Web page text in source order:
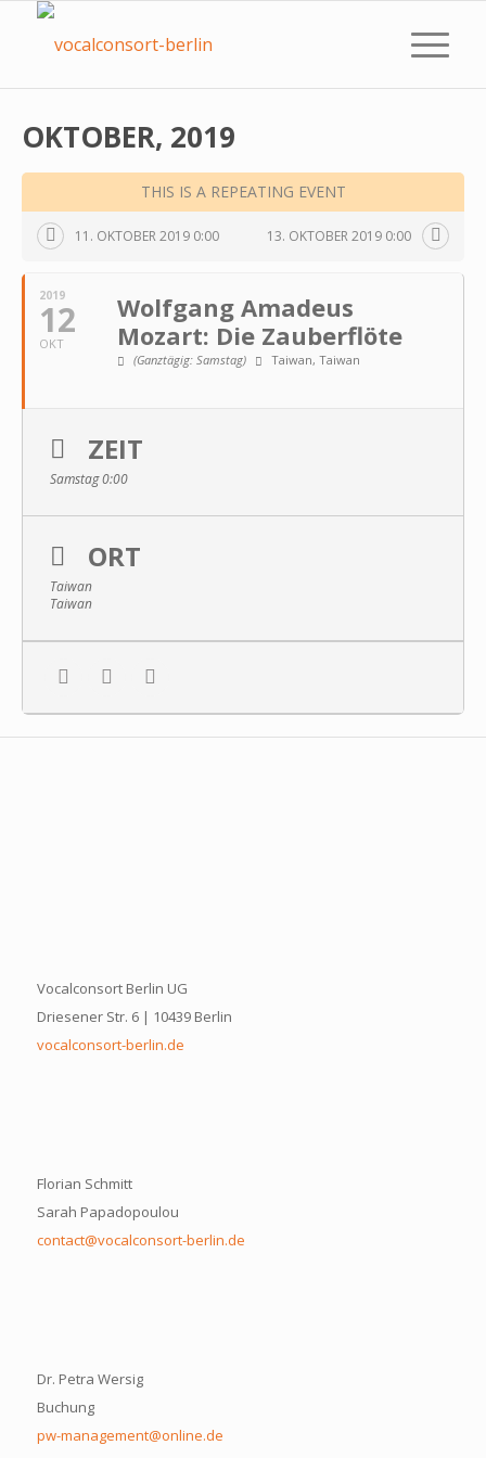
OKTOBER, 2019
THIS IS A REPEATING EVENT
11. OKTOBER 2019 0:00 13. OKTOBER 2019 0:00
2019
12
OKT
Wolfgang Amadeus
Mozart: Die Zauberflöte
(Ganztägig: Samstag) Taiwan, Taiwan
ZEIT
Samstag 0:00
ORT
Taiwan
Taiwan
Vocalconsort Berlin UG
Driesener Str. 6 | 10439 Berlin
vocalconsort-berlin.de
Florian Schmitt
Sarah Papadopoulou
contact@vocalconsort-berlin.de
Dr. Petra Wersig
Buchung
pw-management@online.de